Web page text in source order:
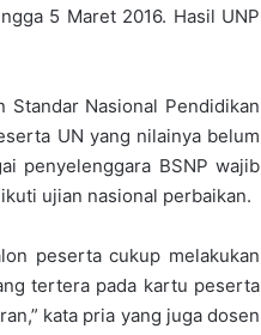
5 Maret 2016. Hasil UNP
Standar Nasional Pendidikan
UN yang nilainya belum
penyelenggara BSNP wajib
ujian nasional perbaikan.
peserta cukup melakukan
tertera pada kartu peserta
kata pria yang juga dosen